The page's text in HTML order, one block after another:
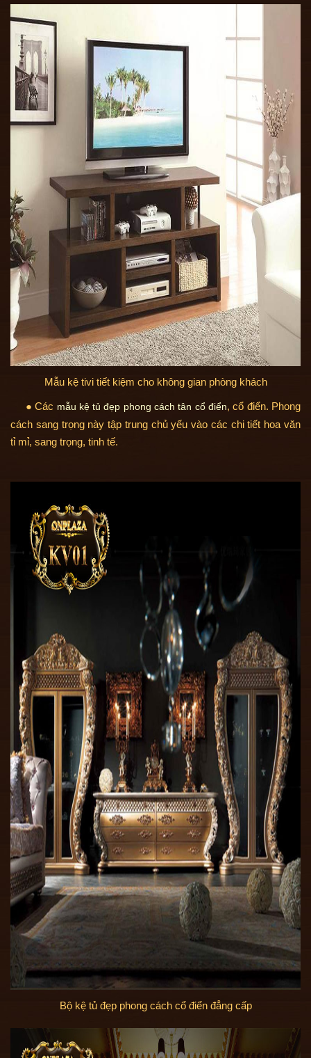
Mẫu kệ tivi tiết kiệm cho không gian phòng khách
● Các mẫu kệ tủ đẹp phong cách tân cổ điển, cổ điển. Phong
cách sang trọng này tập trung chủ yếu vào các chi tiết hoa văn
tỉ mỉ, sang trọng, tinh tế.
Bộ kệ tủ đẹp phong cách cổ điển đẳng cấp